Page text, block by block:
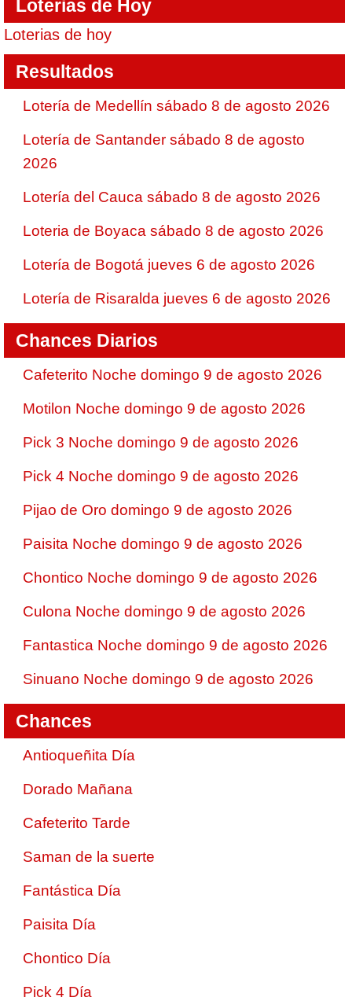
Loterias de Hoy
Loterias de hoy
Resultados
Lotería de Medellín sábado 8 de agosto 2026
Lotería de Santander sábado 8 de agosto
2026
Lotería del Cauca sábado 8 de agosto 2026
Loteria de Boyaca sábado 8 de agosto 2026
Lotería de Bogotá jueves 6 de agosto 2026
Lotería de Risaralda jueves 6 de agosto 2026
Chances Diarios
Cafeterito Noche domingo 9 de agosto 2026
Motilon Noche domingo 9 de agosto 2026
Pick 3 Noche domingo 9 de agosto 2026
Pick 4 Noche domingo 9 de agosto 2026
Pijao de Oro domingo 9 de agosto 2026
Paisita Noche domingo 9 de agosto 2026
Chontico Noche domingo 9 de agosto 2026
Culona Noche domingo 9 de agosto 2026
Fantastica Noche domingo 9 de agosto 2026
Sinuano Noche domingo 9 de agosto 2026
Chances
Antioqueñita Día
Dorado Mañana
Cafeterito Tarde
Saman de la suerte
Fantástica Día
Paisita Día
Chontico Día
Pick 4 Día